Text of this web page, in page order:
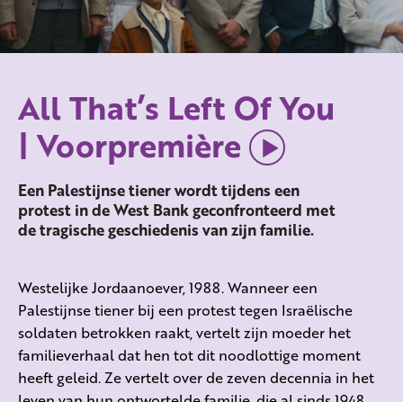
All That’s Left Of You
| Voorpremière
Een Palestijnse tiener wordt tijdens een
protest in de West Bank geconfronteerd met
de tragische geschiedenis van zijn familie.
Westelijke Jordaanoever, 1988. Wanneer een
Palestijnse tiener bij een protest tegen Israëlische
soldaten betrokken raakt, vertelt zijn moeder het
familieverhaal dat hen tot dit noodlottige moment
heeft geleid. Ze vertelt over de zeven decennia in het